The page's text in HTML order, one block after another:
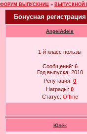
ФОРУМ ВЫПУСКНИЦ » ВЫПУСКНОЙ
Бонусная
AngelAdele
1-й класс пользы
Сообщений: 6
Год выпуска: 2010
Репутация:0
Награды:0
Статус: Offline
Юлёк